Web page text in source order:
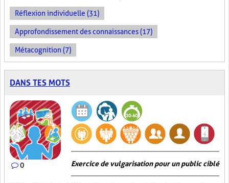
Réflexion individuelle (31)
Approfondissement des connaissances (17)
Métacognition (7)
DANS TES MOTS
0 Exercice de vulgarisation pour un public ciblé